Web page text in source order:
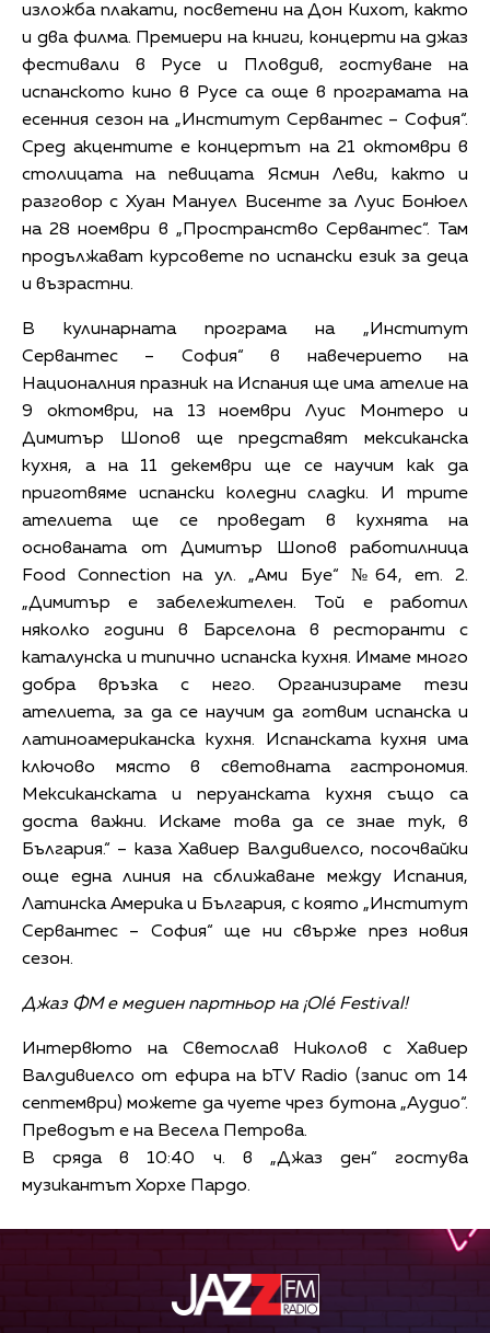
изложба плакати, посветени на Дон Кихот, както
и два филма. Премиери на книги, концерти на джаз
фестивали в Русе и Пловдив, гостуване на
испанското кино в Русе са още в програмата на
есенния сезон на „Институт Сервантес – София“.
Сред акцентите е концертът на 21 октомври в
столицата на певицата Ясмин Леви, както и
разговор с Хуан Мануел Висенте за Луис Бонюел
на 28 ноември в „Пространство Сервантес“. Там
продължават курсовете по испански език за деца
и възрастни.
В кулинарната програма на „Институт
Сервантес – София“ в навечерието на
Националния празник на Испания ще има ателие на
9 октомври, на 13 ноември Луис Монтеро и
Димитър Шопов ще представят мексиканска
кухня, а на 11 декември ще се научим как да
приготвяме испански коледни сладки. И трите
ателиета ще се проведат в кухнята на
основаната от Димитър Шопов работилница
Food Connection на ул. „Ами Буе“ №64, ет. 2.
„Димитър е забележителен. Той е работил
няколко години в Барселона в ресторанти с
каталунска и типично испанска кухня. Имаме много
добра връзка с него. Организираме тези
ателиета, за да се научим да готвим испанска и
латиноамериканска кухня. Испанската кухня има
ключово място в световната гастрономия.
Мексиканската и перуанската кухня също са
доста важни. Искаме това да се знае тук, в
България.“ – каза Хавиер Валдивиелсо, посочвайки
още една линия на сближаване между Испания,
Латинска Америка и България, с която „Институт
Сервантес – София“ ще ни свърже през новия
сезон.
Джаз ФМ е медиен партньор на ¡Olé Festival!
Интервюто на Светослав Николов с Хавиер
Валдивиелсо от ефира на bTV Radio (запис от 14
септември) можете да чуете чрез бутона „Аудио“.
Преводът е на Весела Петрова.
В сряда в 10:40 ч. в „Джаз ден“ гостува
музикантът Хорхе Пардо.